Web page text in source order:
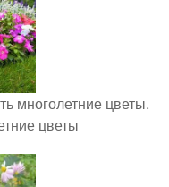
многолетние цветы.
цветы